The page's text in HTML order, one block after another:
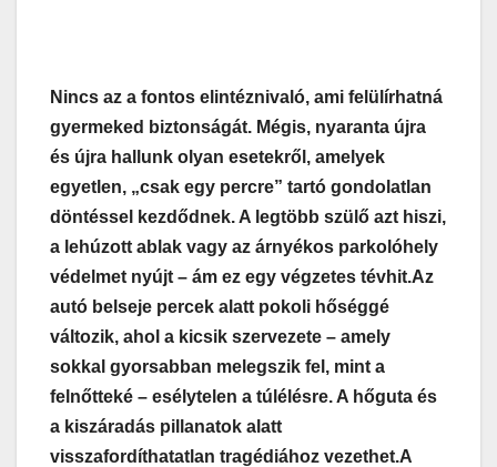
Nincs az a fontos elintéznivaló, ami felülírhatná
gyermeked biztonságát. Mégis, nyaranta újra
és újra hallunk olyan esetekről, amelyek
egyetlen, „csak egy percre” tartó gondolatlan
döntéssel kezdődnek. A legtöbb szülő azt hiszi,
a lehúzott ablak vagy az árnyékos parkolóhely
védelmet nyújt – ám ez egy végzetes tévhit.Az
autó belseje percek alatt pokoli hőséggé
változik, ahol a kicsik szervezete – amely
sokkal gyorsabban melegszik fel, mint a
felnőtteké – esélytelen a túlélésre. A hőguta és
a kiszáradás pillanatok alatt
visszafordíthatatlan tragédiához vezethet.A